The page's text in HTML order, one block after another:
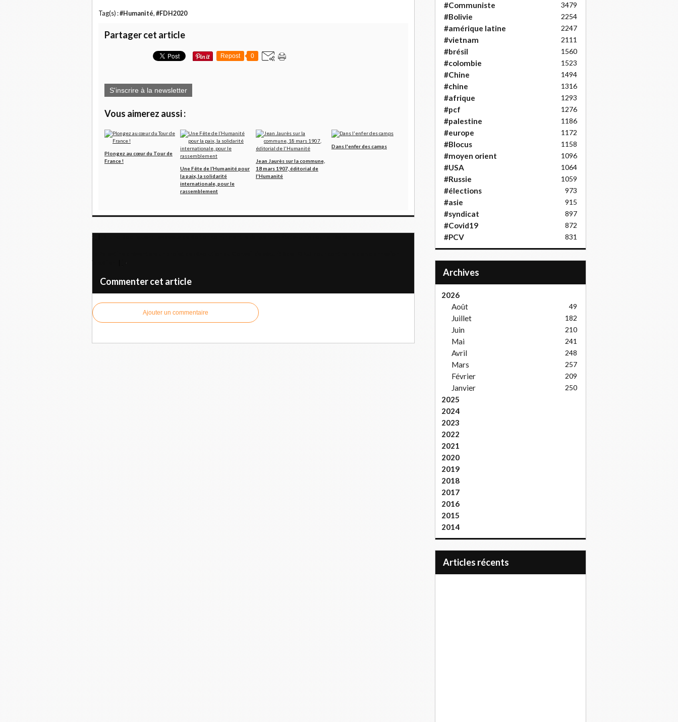
Tag(s) :#Humanité, #FDH2020
Partager cet article
Repost 0
S'inscrire à la newsletter
Vous aimerez aussi :
Plongez au cœur du Tour de
France !
Une Fête de l’Humanité pour
la paix, la solidarité
internationale, pour le
rassemblement
Jean Jaurès sur la commune,
18 mars 1907, éditorial de
l'Humanité
Dans l'enfer des camps
israélien
Commenter cet article
Ajouter un commentaire
#Communiste 3479
#Bolivie 2254
#amérique latine 2247
#vietnam 2111
#brésil 1560
#colombie 1523
#Chine 1494
#chine 1316
#afrique 1293
#pcf 1276
#palestine 1186
#europe 1172
#Blocus 1158
#moyen orient 1096
#USA 1064
#Russie 1059
#élections 973
#asie 915
#syndicat 897
#Covid19 872
#PCV 831
Archives
2026
Août
49
Juillet 182
Juin 210
Mai 241
Avril 248
Mars 257
Février 209
Janvier 250
2025
2024
2023
2022
2021
2020
2019
2018
2017
2016
2015
2014
articles récents